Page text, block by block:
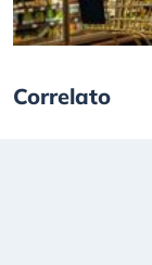
Correlato